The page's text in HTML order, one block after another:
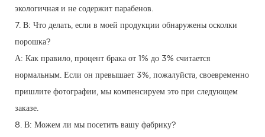
экологичная и не содержит парабенов.
7. В: Что делать, если в моей продукции обнаружены осколки
порошка?
А: Как правило, процент брака от 1% до 3% считается
нормальным. Если он превышает 3%, пожалуйста, своевременно
пришлите фотографии, мы компенсируем это при следующем
заказе.
8. В: Можем ли мы посетить вашу фабрику?